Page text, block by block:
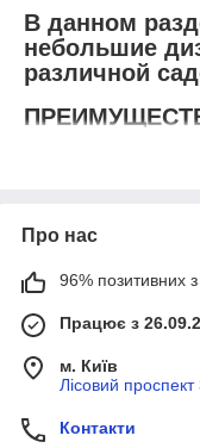
В данном
небольшие
различной
небольших машин для
мотоблоки?
Данные
. При небольшом
Считаются
моточасов
Про нас
96% позитивних з
Працює з
м. Київ
Лісовий проспект
Контакти